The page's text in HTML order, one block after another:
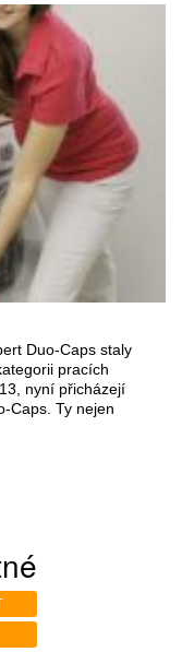
Duo-Caps staly
pracích
nyní přicházejí
Caps. Ty nejen